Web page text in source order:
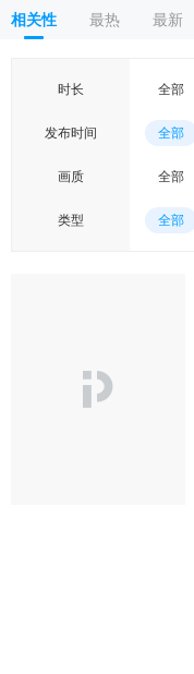
相关性 最热 最新
时长 全部
发布时间 全部
画质 全部
类型 全部